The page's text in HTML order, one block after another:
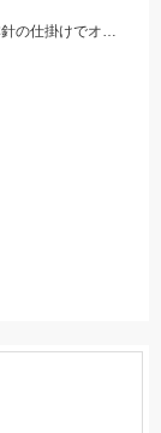
スタッフ村松の釣果です。エサは青イソメを使用。１本針の仕掛けでオモリは丸玉の25号です。